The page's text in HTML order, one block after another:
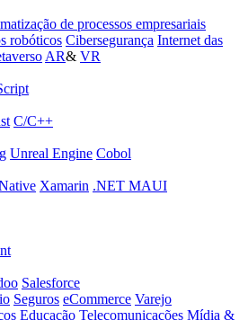
de processos empresariais
robóticos Cibersegurança Internet das
AR& VR
C/C++
Unreal Engine Cobol
Xamarin .NET MAUI
Salesforce
Seguros eCommerce Varejo
Educação Telecomunicações Mídia &